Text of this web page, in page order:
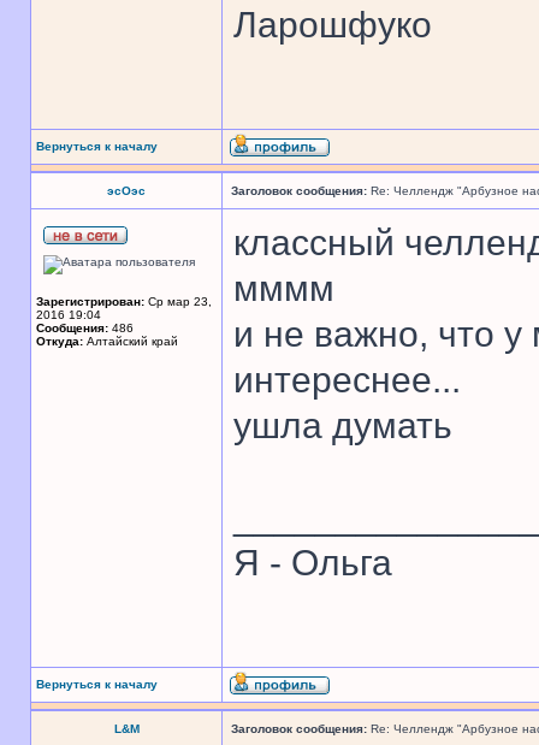
Ларошфуко
Вернуться к началу
эсОэс Заголовок сообщения: Re: Челлендж "Арбузное
Зарегистрирован: Ср мар 23,
2016 19:04
Сообщения: 486
Откуда: Алтайский край
классный
мммм
и не важно, что
интереснее...
ушла думать
Я - Ольга
Вернуться к началу
L&M Заголовок сообщения: Re: Челлендж "Арбузное